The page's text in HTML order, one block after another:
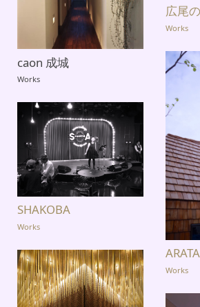
広尾
Works
caon 成城
Works
ARATA
Works
SHAKOBA
Works